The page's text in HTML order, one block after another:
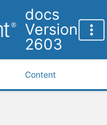
docs
Version
2603
Content